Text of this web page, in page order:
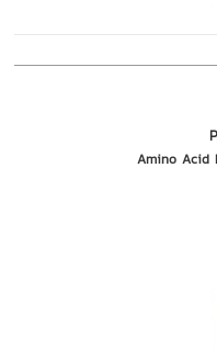
Amino Acid